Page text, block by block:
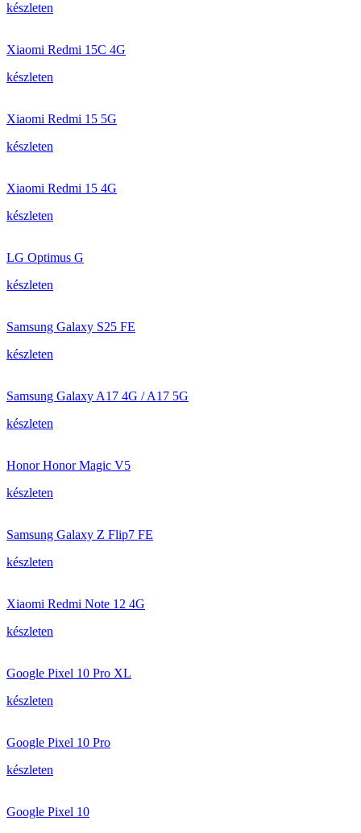
készleten
Xiaomi Redmi 15C 4G
készleten
Xiaomi Redmi 15 5G
készleten
Xiaomi Redmi 15 4G
készleten
LG Optimus G
készleten
Samsung Galaxy S25 FE
készleten
Samsung Galaxy A17 4G / A17 5G
készleten
Honor Honor Magic V5
készleten
Samsung Galaxy Z Flip7 FE
készleten
Xiaomi Redmi Note 12 4G
készleten
Google Pixel 10 Pro XL
készleten
Google Pixel 10 Pro
készleten
Google Pixel 10